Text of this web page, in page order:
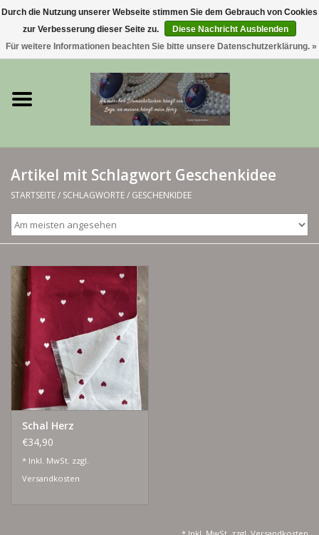
0 Artikel - €0,00
Trachtenschmuck & Ketten
exklusive Kropfketten
925 Silberschmuck
BERGliebe-Kollektion
Blütenkranzkollektion
I ❤️ bayerischer Wald Armband
Lieblingsmensch Kollektion
Ohrringe & Ohrstecker
Armbänder
Artikel mit Schlagwort Geschenkidee
STARTSEITE/ SCHLAGWORTE/ GESCHENKIDEE
Schal Herz
€34,90
* Inkl. MwSt. zzgl.
Versandkosten
Durch die Nutzung unserer Webseite stimmen Sie dem Gebrauch von Cookies
zur Verbesserung dieser Seite zu.
Diese Nachricht Ausblenden
Für weitere Informationen beachten Sie bitte unsere Datenschutzerklärung. »